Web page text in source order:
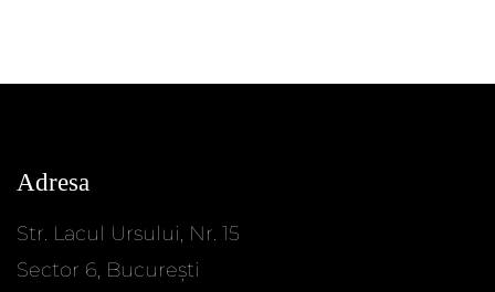
Adresa
Str. Lacul Ursului, Nr. 15
Sector 6, București